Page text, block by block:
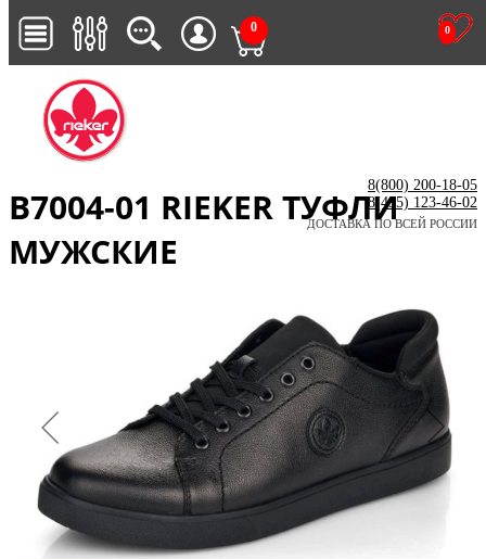
0
0
8(800) 200-18-05
8(495) 123-46-02
ДОСТАВКА ПО ВСЕЙ РОССИИ
B7004-01 RIEKER ТУФЛИ
МУЖСКИЕ